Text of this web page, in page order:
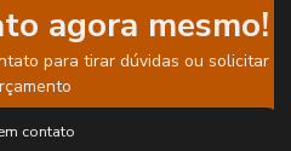
agora mesmo!
para tirar dúvidas ou solicitar
contato